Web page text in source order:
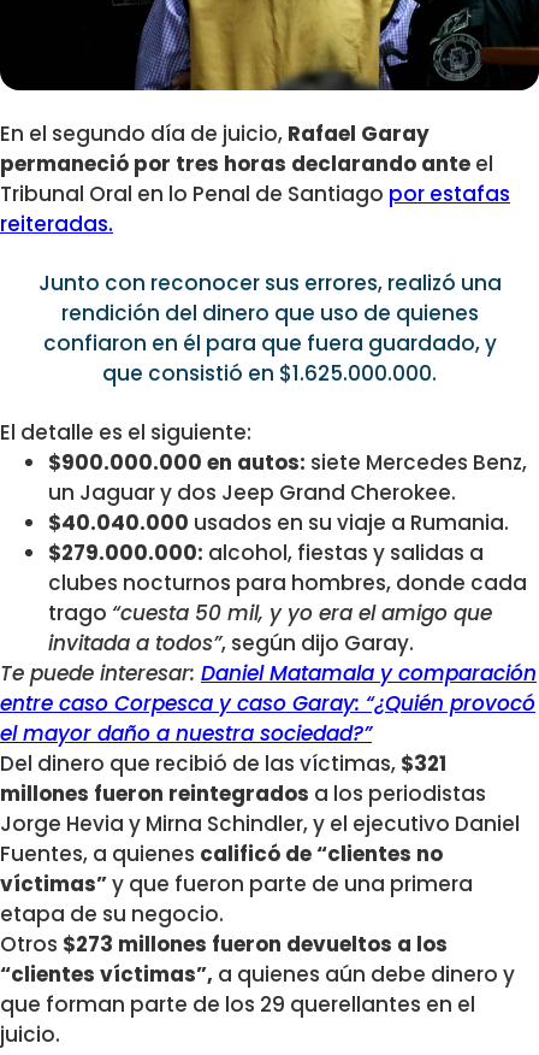
En el segundo día de juicio, Rafael Garay
permaneció por tres horas declarando ante el
Tribunal Oral en lo Penal de Santiago por estafas
reiteradas.
Junto con reconocer sus errores, realizó una
rendición del dinero que uso de quienes
confiaron en él para que fuera guardado, y
que consistió en $1.625.000.000.
El detalle es el siguiente:
$900.000.000 en autos: siete Mercedes Benz,
un Jaguar y dos Jeep Grand Cherokee.
$40.040.000 usados en su viaje a Rumania.
$279.000.000: alcohol, fiestas y salidas a
clubes nocturnos para hombres, donde cada
trago “cuesta 50 mil, y yo era el amigo que
invitada a todos”, según dijo Garay.
Te puede interesar: Daniel Matamala y comparación
entre caso Corpesca y caso Garay: “¿Quién provocó
el mayor daño a nuestra sociedad?”
Del dinero que recibió de las víctimas, $321
millones fueron reintegrados a los periodistas
Jorge Hevia y Mirna Schindler, y el ejecutivo Daniel
Fuentes, a quienes calificó de “clientes no
víctimas”y que fueron parte de una primera
etapa de su negocio.
Otros $273 millones fueron devueltos a los
“clientes víctimas”, a quienes aún debe dinero y
que forman parte de los 29 querellantes en el
juicio.